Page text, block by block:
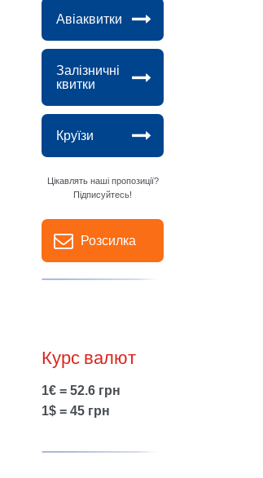
Авіаквитки
Залізничні
квитки
Круїзи
Цікавлять наші пропозиції?
Підписуйтесь!
Розсилка
Курс валют
1€ = 52.6 грн
1$ = 45 грн